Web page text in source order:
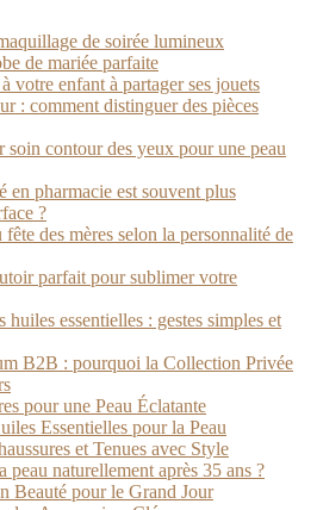
de soirée lumineux
de mariée parfaite
votre enfant à partager ses jouets
: comment distinguer des pièces
contour des yeux pour une peau
en pharmacie est souvent plus
?
des mères selon la personnalité de
parfait pour sublimer votre
huiles essentielles : gestes simples et
B2B : pourquoi la Collection Privée
pour une Peau Éclatante
Essentielles pour la Peau
et Tenues avec Style
peau naturellement après 35 ans ?
Beauté pour le Grand Jour